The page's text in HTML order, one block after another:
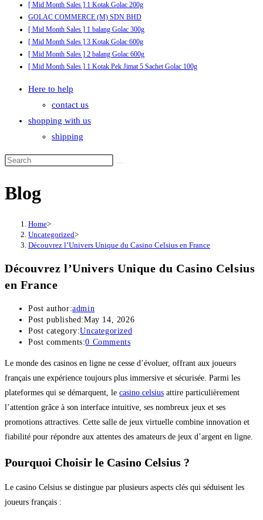
[ Mid Month Sales ] 1 Kotak Golac 200g
GOLAC COMMERCE (M) SDN BHD
[ Mid Month Sales ] 1 balang Golac 300g
[ Mid Month Sales ] 3 Kotak Golac 600g
[ Mid Month Sales ] 2 balang Golac 600g
[ Mid Month Sales ] 1 Kotak Pek Jimat 5 Sachet Golac 100g
Here to help
contact us
shopping with us
shipping
Blog
Home>
Uncategorized>
Découvrez l’Univers Unique du Casino Celsius en France
Découvrez l’Univers Unique du Casino Celsius
en France
Post author:admin
Post published:May 14, 2026
Post category:Uncategorized
Post comments:0 Comments
Le monde des casinos en ligne ne cesse d’évoluer, offrant aux joueurs
français une expérience toujours plus immersive et sécurisée. Parmi les
plateformes qui se démarquent, le casino celsius attire particulièrement
l’attention grâce à son interface intuitive, ses nombreux jeux et ses
promotions attractives. Cette salle de jeux virtuelle combine innovation et
fiabilité pour répondre aux attentes des amateurs de jeux d’argent en ligne.
Pourquoi Choisir le Casino Celsius ?
Le casino Celsius se distingue par plusieurs aspects clés qui séduisent les
joueurs français :